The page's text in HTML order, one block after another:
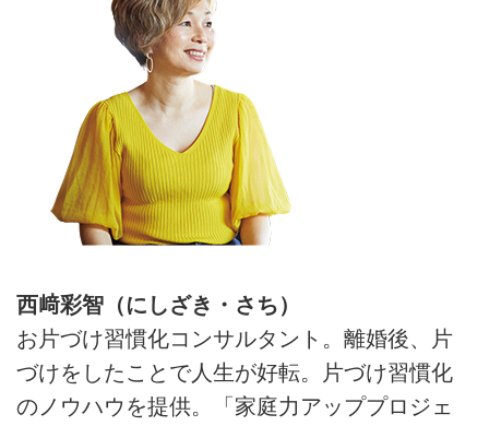
号掲載）
ト・西﨑彩智さんに、理想の暮ら
しをイメージして具体化すること
のすすめを学びます。 （『天然
生活』2025年7月号掲載）
西﨑彩智（にしざき・さち）
お片づけ習慣化コンサルタント。離婚後、片
づけをしたことで人生が好転。片づけ習慣化
のノウハウを提供。「家庭力アッププロジェ